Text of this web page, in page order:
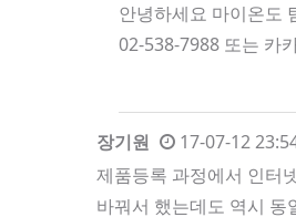
안녕하세요 마이온도
02-538-7988 또는 카
장기원
17-07-12
제품등록 과정에서 인터
바꿔서 했는데도 역시